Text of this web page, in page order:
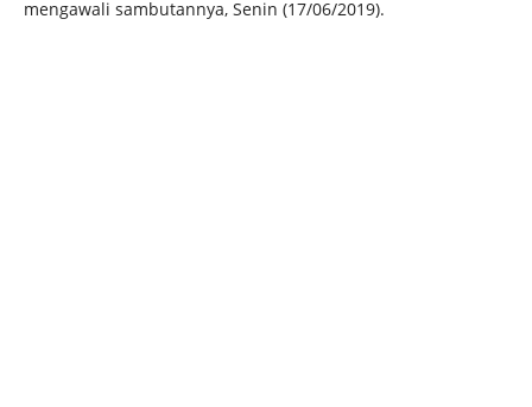
mengawali sambutannya, Senin (17/06/2019).